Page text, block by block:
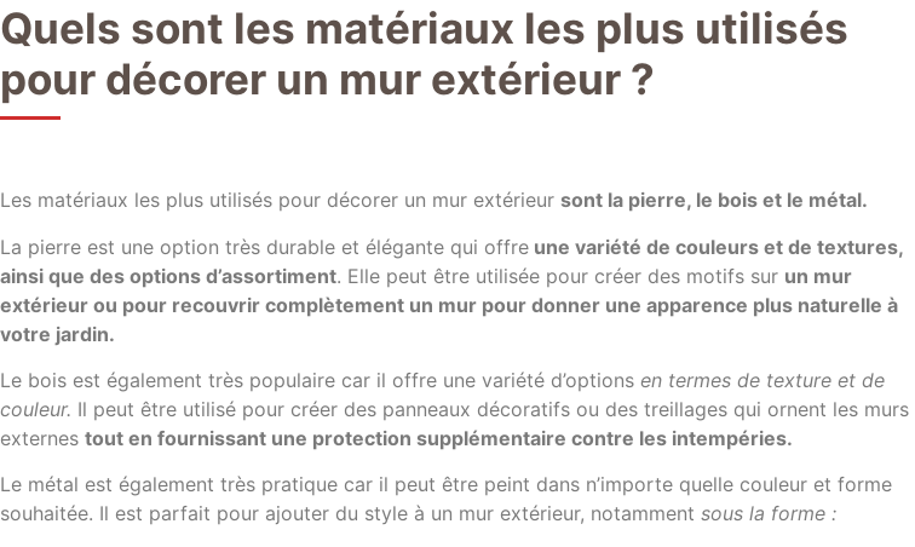
Quels sont les matériaux les plus utilisés
pour décorer un mur extérieur ?
Les matériaux les plus utilisés pour décorer un mur extérieur sont la pierre, le bois et le métal.
La pierre est une option très durable et élégante qui offre une variété de couleurs et de textures,
ainsi que des options d’assortiment. Elle peut être utilisée pour créer des motifs sur un mur
extérieur ou pour recouvrir complètement un mur pour donner une apparence plus naturelle à
votre jardin.
Le bois est également très populaire car il offre une variété d’options en termes de texture et de
couleur. Il peut être utilisé pour créer des panneaux décoratifs ou des treillages qui ornent les murs
externes tout en fournissant une protection supplémentaire contre les intempéries.
Le métal est également très pratique car il peut être peint dans n’importe quelle couleur et forme
souhaitée. Il est parfait pour ajouter du style à un mur extérieur, notamment sous la forme :